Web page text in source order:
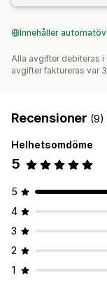
Innehåller
Alla avgifter debiteras
avgifter faktureras var
Recensioner (9)
Helhetsomdöme
5
5
4
3
2
1